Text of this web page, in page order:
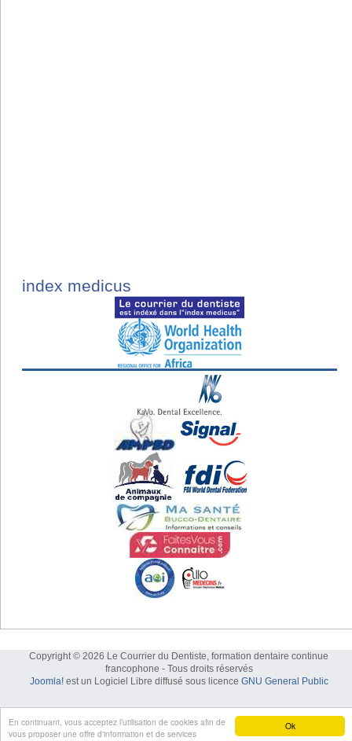
Ok
En continuant, vous acceptez l’utilisation de cookies afin de
vous proposer une offre d'information et de services
index medicus
Copyright © 2026 Le Courrier du Dentiste, formation dentaire continue
francophone - Tous droits réservés
Joomla!est un Logiciel Libre diffusé sous licence GNU General Public